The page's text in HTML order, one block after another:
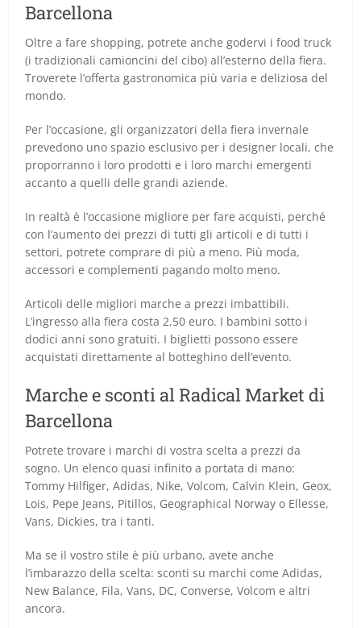
Barcellona
Oltre a fare shopping, potrete anche godervi i food truck
(i tradizionali camioncini del cibo) all’esterno della fiera.
Troverete l’offerta gastronomica più varia e deliziosa del
mondo.
Per l’occasione, gli organizzatori della fiera invernale
prevedono uno spazio esclusivo per i designer locali, che
proporranno i loro prodotti e i loro marchi emergenti
accanto a quelli delle grandi aziende.
In realtà è l’occasione migliore per fare acquisti, perché
con l’aumento dei prezzi di tutti gli articoli e di tutti i
settori, potrete comprare di più a meno. Più moda,
accessori e complementi pagando molto meno.
Articoli delle migliori marche a prezzi imbattibili.
L’ingresso alla fiera costa 2,50 euro. I bambini sotto i
dodici anni sono gratuiti. I biglietti possono essere
acquistati direttamente al botteghino dell’evento.
Marche e sconti al Radical Market di
Barcellona
Potrete trovare i marchi di vostra scelta a prezzi da
sogno. Un elenco quasi infinito a portata di mano:
Tommy Hilfiger, Adidas, Nike, Volcom, Calvin Klein, Geox,
Lois, Pepe Jeans, Pitillos, Geographical Norway o Ellesse,
Vans, Dickies, tra i tanti.
Ma se il vostro stile è più urbano, avete anche
l’imbarazzo della scelta: sconti su marchi come Adidas,
New Balance, Fila, Vans, DC, Converse, Volcom e altri
ancora.